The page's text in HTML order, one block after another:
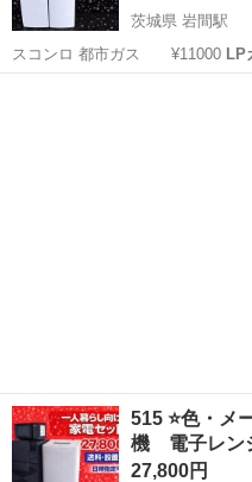
茨城県 岩間駅
スコンロ 都市ガス ¥11000 LP
515 ⭐️色・メ
機 電子レ
27,800円